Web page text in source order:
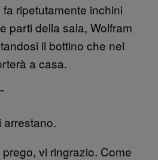
ripetutamente inchini
parti della sala, Wolfram
il bottino che nel
a casa.
arrestano.
vi ringrazio. Come